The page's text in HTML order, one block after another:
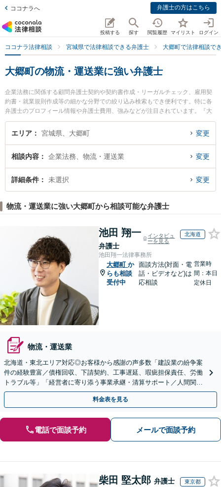
ココナラへ 弁護士の方はこちら
投稿する 探す 閲覧履歴 マイリスト ログイン
ココナラ法律相談 宮城県で法律相談できる弁護士 大郷町で法律相談で
大郷町の物流・運送業に強い弁護士
企業法務に関係する顧問弁護士契約や契約書作成・リーガルチェック、雇用契
約書・就業規則作成等の細かな分野での絞り込み検索もでき便利です。特に各
弁護士のプロフィール情報や弁護士費用、強みなどが注目されています。『大
郷町で土日や夜間に発生した物流・運送業のトラブルを今すぐに弁護士に相談
したい』『物流・運送業のトラブル解決の実績豊富な近くの弁護士を検索した
エリア 宮城県、大郷町 変更
相談内容 企業法務、物流・運送業 変更
詳細条件 未選択 変更
物流・運送業に強い大郷町から相談可能な弁護士
池田 翔一
弁護士
インタビュ
ーを見る
北海道
池田翔一法律事務所
大郷町 か
らも相談
受付中
面談方法(対面・電
話・ビデオなど)は
応相談
営業時
間：本日
定休日
物流・運送業
北海道・東北エリア対応◎お客様から感謝の声多数「建設業の紛争案
件の経験豊富／債権回収、下請契約、工事遅延、瑕疵担保責任、労働
トラブル等」「経営者に寄り添う事業承継・清算サポート／人間関係
を含め総合的アドバイス」顧問契約／WEB面談／夜間相談
料金表を見る
電話で面談予約 メールで面談予約
柴田 堅太郎 弁護士 東京都